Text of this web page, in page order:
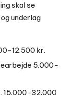
skal se
underlag
12.500 kr.
5.000-
15.000-32.000